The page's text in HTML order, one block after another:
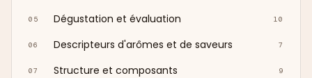
05 Dégustation et évaluation 10
06 Descripteurs d'arômes et de saveurs 7
07 Structure et composants 9